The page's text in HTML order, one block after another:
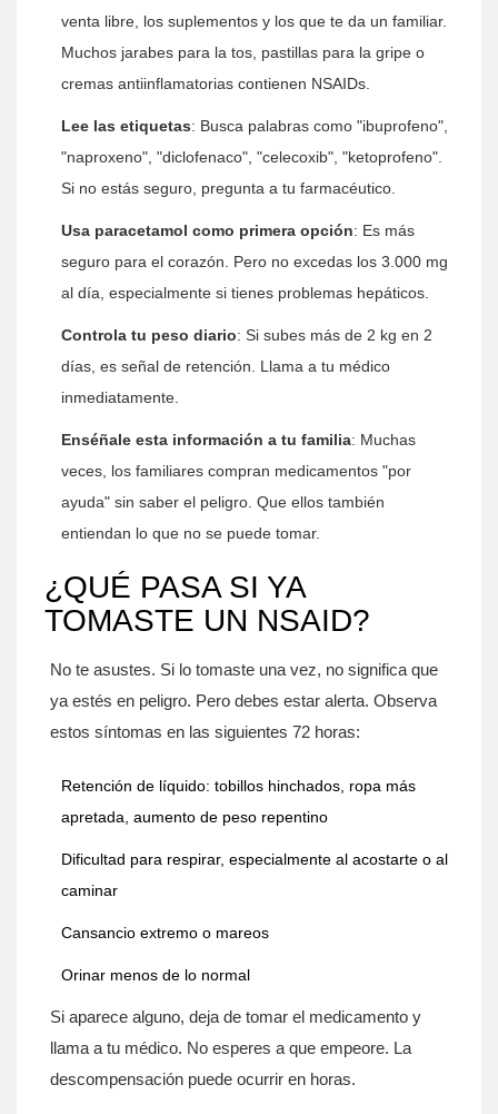
venta libre, los suplementos y los que te da un familiar.
Muchos jarabes para la tos, pastillas para la gripe o
cremas antiinflamatorias contienen NSAIDs.
Lee las etiquetas: Busca palabras como "ibuprofeno",
"naproxeno", "diclofenaco", "celecoxib", "ketoprofeno".
Si no estás seguro, pregunta a tu farmacéutico.
Usa paracetamol como primera opción: Es más
seguro para el corazón. Pero no excedas los 3.000 mg
al día, especialmente si tienes problemas hepáticos.
Controla tu peso diario: Si subes más de 2 kg en 2
días, es señal de retención. Llama a tu médico
inmediatamente.
Enséñale esta información a tu familia: Muchas
veces, los familiares compran medicamentos "por
ayuda" sin saber el peligro. Que ellos también
entiendan lo que no se puede tomar.
¿QUÉ PASA SI YA
TOMASTE UN NSAID?
No te asustes. Si lo tomaste una vez, no significa que
ya estés en peligro. Pero debes estar alerta. Observa
estos síntomas en las siguientes 72 horas:
Retención de líquido: tobillos hinchados, ropa más
apretada, aumento de peso repentino
Dificultad para respirar, especialmente al acostarte o al
caminar
Cansancio extremo o mareos
Orinar menos de lo normal
Si aparece alguno, deja de tomar el medicamento y
llama a tu médico. No esperes a que empeore. La
descompensación puede ocurrir en horas.